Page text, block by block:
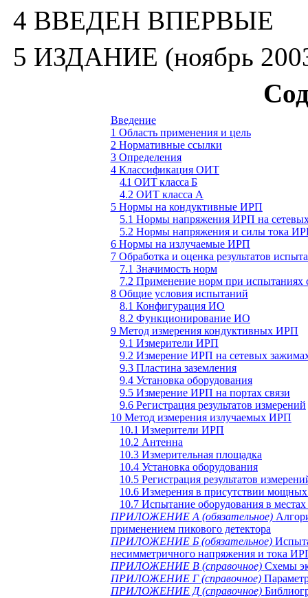
4 ВВЕДЕН ВПЕРВЫЕ
5 ИЗДАНИЕ (ноябрь
Введение
1 Область применения и цель
2 Нормативные ссылки
3 Определения
4 Классификация ОИТ
4.1 ОИТ класса Б
4.2 ОИТ класса А
5 Нормы на кондуктивные ИРП
5.1 Нормы напряжения ИРП на
5.2 Нормы напряжения и силы тока
6 Нормы на излучаемые ИРП
7 Обработка и оценка результатов
7.1 Значимость норм
7.2 Применение норм при испытаниях
8 Общие условия испытаний
8.1 Конфигурация ИО
8.2 Функционирование ИО
9 Метод измерения кондуктивных ИРП
9.1 Измерители ИРП
9.2 Измерение ИРП на сетевых
9.3 Пластина заземления
9.4 Установка оборудования
9.5 Измерение ИРП на портах связи
9.6 Регистрация результатов измерений
10 Метод измерения излучаемых ИРП
10.1 Измерители ИРП
10.2 Антенна
10.3 Измерительная площадка
10.4 Установка оборудования
10.5 Регистрация результатов
10.6 Измерения в присутствии
10.7 Испытание оборудования в местах
ПРИЛОЖЕНИЕ А (обязательное)
применением пикового детектора
ПРИЛОЖЕНИЕ Б (обязательное)
несимметричного напряжения и тока
ПРИЛОЖЕНИЕ В (справочное) Схемы
ПРИЛОЖЕНИЕ Г (справочное)
ПРИЛОЖЕНИЕ Д (справочное)